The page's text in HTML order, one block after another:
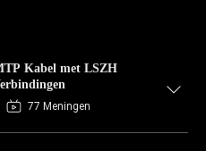
Kabel met LSZH
77 Meningen